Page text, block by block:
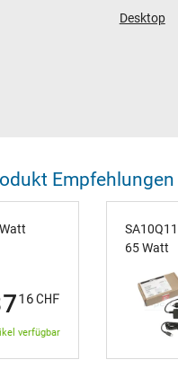
Desktop
Empfehlungen
verfügbar
16CHF
65 Watt